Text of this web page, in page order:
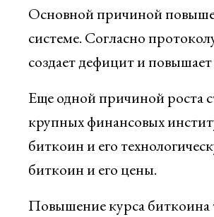
Основной причиной
системе. Согласно
создает дефицит и повышает
Еще одной причиной роста
крупных финансовых
биткоин и его
биткоин и его цены.
Повышение курса биткоина